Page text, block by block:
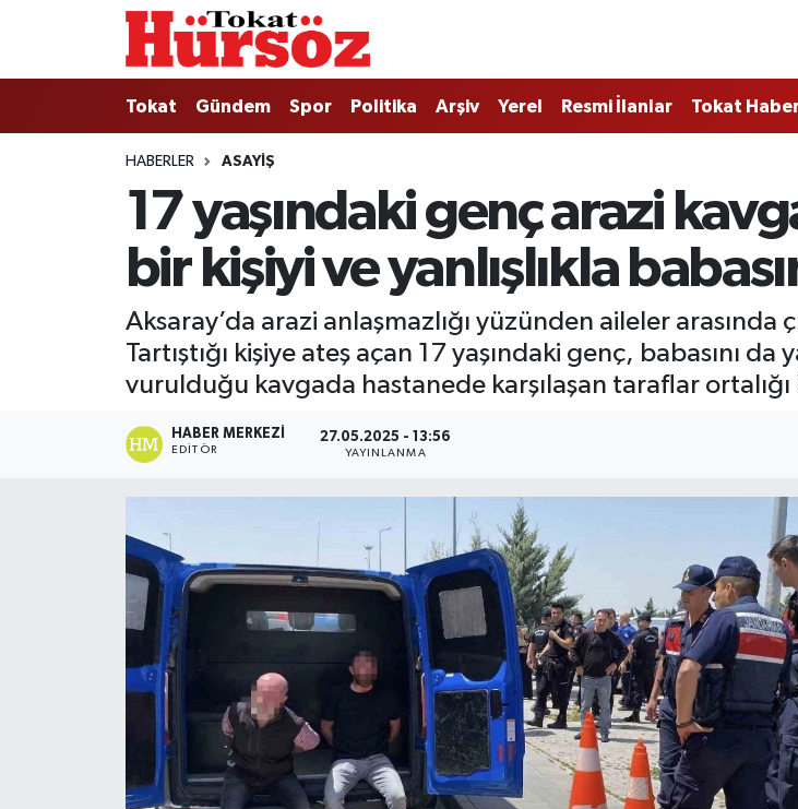
Tokat Gündem Spor Politika Arşiv Yerel Resmi İlanlar Tokat
HABERLER ASAYIŞ
17 yaşındaki genç arazi
bir kişiyi ve yanlışlıkla
Aksaray’da arazi anlaşmazlığı yüzünden aileler arasında
Tartıştığı kişiye ateş açan 17 yaşındaki genç, babasını
vurulduğu kavgada hastanede karşılaşan taraflar
HABER MERKEZI
EDITÖR
27.05.2025 - 13:56
YAYINLANMA
Tokat
Türkiye Gündemi
Gündem
Tokat Haber
Nöbetçi Eczaneler
Hava Durumu
Tokat Namaz Vakitleri
Trafik Durumu
Tüm Manşetler